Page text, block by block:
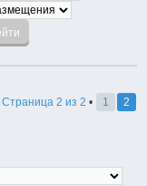
Страница 2 из 2 • 1 2